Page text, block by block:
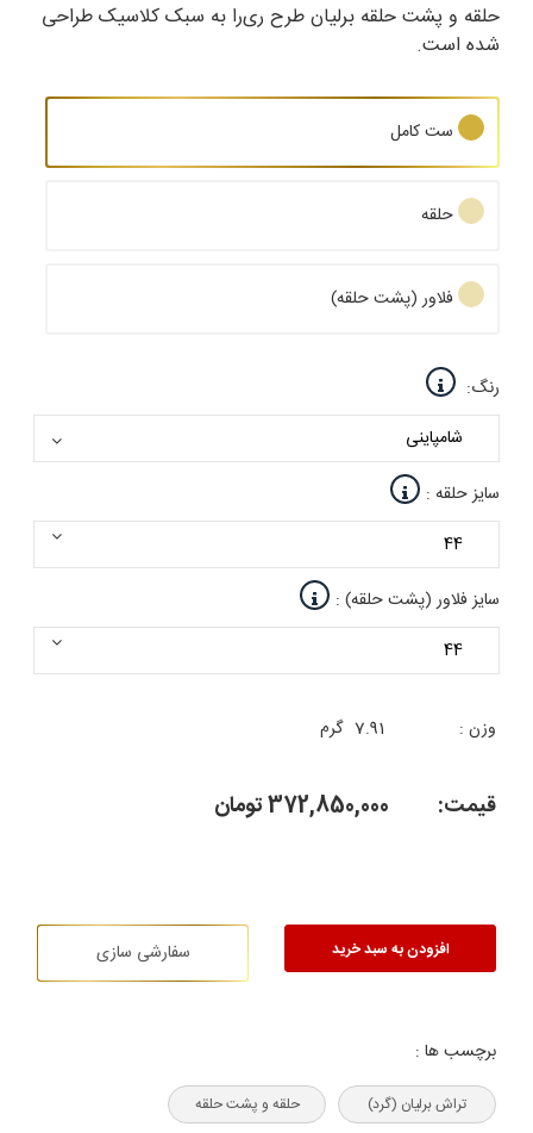
حلقه و پشت حلقه برلیان طرح ری‌را به سبک کلاسیک طراحی
شده است.
ست کامل
حلقه
فلاور (پشت حلقه)
رنگ:
سایز حلقه :
سایز فلاور (پشت حلقه) :
وزن : 7.91 گرم
قیمت: 372,850,000تومان
افزودن به سبد خرید سفارشی سازی
برچسب ها :
تراش برلیان (گرد) حلقه و پشت حلقه